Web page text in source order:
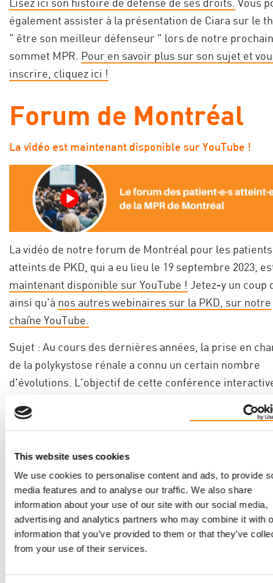
This website uses cookies
We use cookies to personalise content and ads, to provide
media features and to analyse our traffic. We also share
information about your use of our site with our social media,
advertising and analytics partners who may combine it with
information that you’ve provided to them or that they’ve
from your use of their services.
également assister à la présentation de Ciara sur le
" être son meilleur défenseur " lors de notre prochain
sommet MPR. Pour en savoir plus sur son sujet et
inscrire, cliquez ici !
Forum de Montréal
La vidéo est maintenant disponible sur YouTube !
La vidéo de notre forum de Montréal pour les patients
atteints de PKD, qui a eu lieu le 19 septembre 2023,
maintenant disponible sur YouTube ! Jetez-y un
ainsi qu'à nos autres webinaires sur la PKD, sur notre
chaîne YouTube.
Sujet : Au cours des dernières années, la prise en
de la polykystose rénale a connu un certain nombre
d'évolutions. L'objectif de cette conférence
dominante (ADPKD). Comment la maladie est-elle
diagnostiquée ? Quels sont les symptômes ?
évolue la maladie et comment la traiter ?
Conférencier : Dre Marie-Noëlle Pépin, Institut de
recherche clinique de Montréal de l'IRCM.
(Note : ce webinaire a été présenté entièrement en
français).